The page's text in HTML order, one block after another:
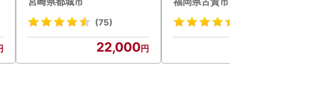
シ!! 牛肉
(75)
22,000